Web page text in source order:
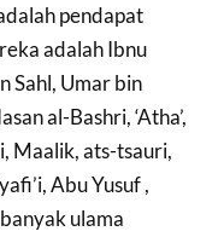
pendapat
adalah Ibnu
Sahl, Umar bin
al-Bashri, ‘Atha’,
Maalik, ats-tsauri,
Abu Yusuf ,
ulama